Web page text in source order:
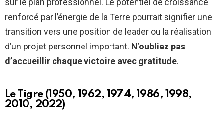
sur le plan professionnel. Le potentiel de croissance
renforcé par l’énergie de la Terre pourrait signifier une
transition vers une position de leader ou la réalisation
d’un projet personnel important. N’oubliez pas
d’accueillir chaque victoire avec gratitude.
Le Tigre (1950, 1962, 1974, 1986, 1998,
2010, 2022)